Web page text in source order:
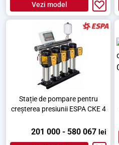
Vezi model
Stație de pompare pentru
creșterea presiunii ESPA СКЕ 4
201 000 - 580 067 lei